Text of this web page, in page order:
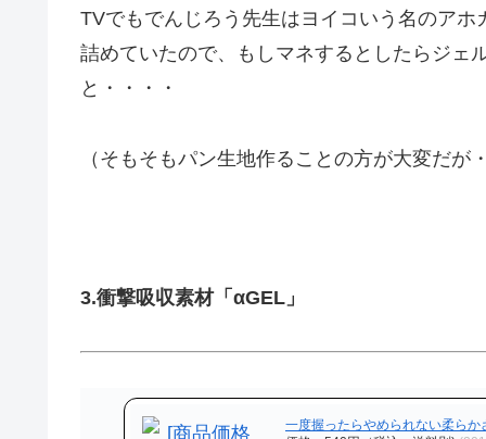
TVでもでんじろう先生はヨイコいう名のア
詰めていたので、もしマネするとしたらジェ
と・・・・
（そもそもパン生地作ることの方が大変だが
3.衝撃吸収素材「αGEL」
一度握ったらやめられない柔ら